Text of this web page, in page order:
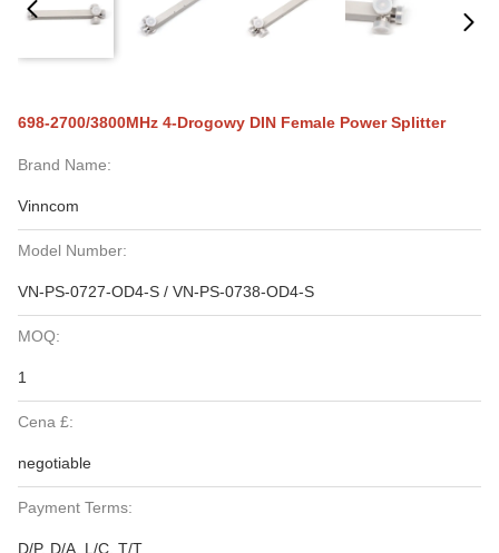
698-2700/3800MHz 4-Drogowy DIN Female Power Splitter
Brand Name:
Vinncom
Model Number:
VN-PS-0727-OD4-S / VN-PS-0738-OD4-S
MOQ:
1
Cena £:
negotiable
Payment Terms:
D/P, D/A, L/C, T/T